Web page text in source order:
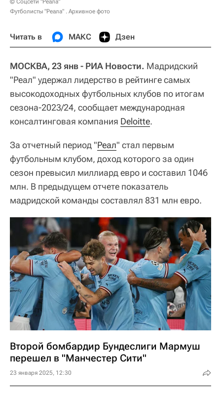
Футболисты "Реала" . Архивное фото
Читать в МАКС Дзен
МОСКВА, 23 янв - РИА Новости. Мадридский
"Реал" удержал лидерство в рейтинге самых
высокодоходных футбольных клубов по итогам
сезона-2023/24, сообщает международная
консалтинговая компания Deloitte.
За отчетный период "Реал" стал первым
футбольным клубом, доход которого за один
сезон превысил миллиард евро и составил 1046
млн. В предыдущем отчете показатель
мадридской команды составлял 831 млн евро.
Второй бомбардир Бундеслиги Мармуш
перешел в "Манчестер Сити"
23 января 2025, 12:30